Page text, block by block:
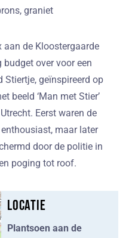
graniet
de Kloostergaarde
over voor een
Stiertje, geïnspireerd op
beeld ‘Man met Stier’
Eerst waren de
maar later
door de politie in
poging tot roof.
Locatie
Plantsoen aan de